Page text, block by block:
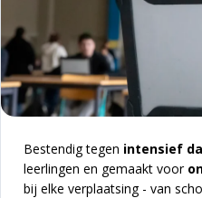
Bestendig tegen intensief
leerlingen en gemaakt voor
bij elke verplaatsing - van